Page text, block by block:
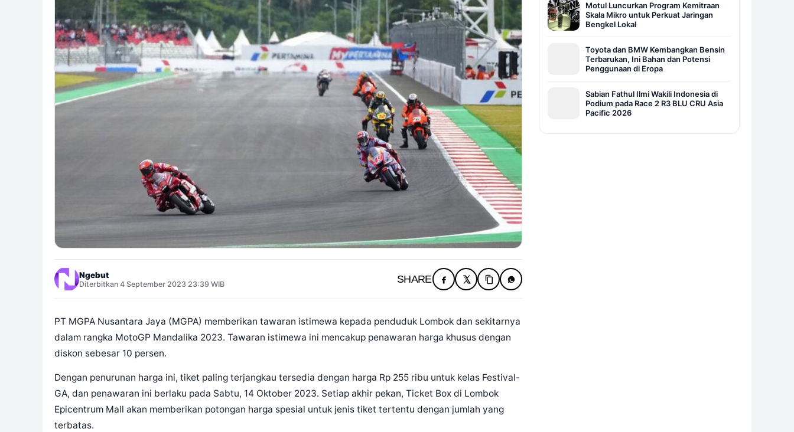
Ngebut
Diterbitkan 4 September 2023 23:39 WIB SHARE
PT MGPA Nusantara Jaya (MGPA) memberikan tawaran istimewa kepada penduduk Lombok dan sekitarnya
dalam rangka MotoGP Mandalika 2023. Tawaran istimewa ini mencakup penawaran harga khusus dengan
diskon sebesar 10 persen.
Dengan penurunan harga ini, tiket paling terjangkau tersedia dengan harga Rp 255 ribu untuk kelas Festival-
GA, dan penawaran ini berlaku pada Sabtu, 14 Oktober 2023. Setiap akhir pekan, Ticket Box di Lombok
Epicentrum Mall akan memberikan potongan harga spesial untuk jenis tiket tertentu dengan jumlah yang
terbatas.
Motul Luncurkan Program Kemitraan
Skala Mikro untuk Perkuat Jaringan
Bengkel Lokal
Toyota dan BMW Kembangkan Bensin
Terbarukan, Ini Bahan dan Potensi
Penggunaan di Eropa
Sabian Fathul Ilmi Wakili Indonesia di
Podium pada Race 2 R3 BLU CRU Asia
Pacific 2026